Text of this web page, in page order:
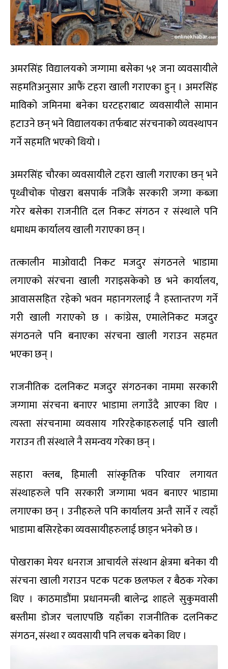
अमरसिंह विद्यालयको जग्गामा बसेका ५१ जना व्यवसायीले
सहमतिअनुसार आफैं टहरा खाली गराएका हुन् । अमरसिंह
माविको जमिनमा बनेका घरटहराबाट व्यवसायीले सामान
हटाउने छन् भने विद्यालयका तर्फबाट संरचनाको व्यवस्थापन
गर्ने सहमति भएको थियो ।
अमरसिंह चौरका व्यवसायीले टहरा खाली गराएका छन् भने
पृथ्वीचोक पोखरा बसपार्क नजिकै सरकारी जग्गा कब्जा
गरेर बसेका राजनीति दल निकट संगठन र संस्थाले पनि
धमाधम कार्यालय खाली गराएका छन् ।
तत्कालीन माओवादी निकट मजदुर संगठनले भाडामा
लगाएको संरचना खाली गराइसकेको छ भने कार्यालय,
आवाससहित रहेको भवन महानगरलाई नै हस्तान्तरण गर्ने
गरी खाली गराएको छ । कांग्रेस, एमालेनिकट मजदुर
संगठनले पनि बनाएका संरचना खाली गराउन सहमत
भएका छन् ।
राजनीतिक दलनिकट मजदुर संगठनका नाममा सरकारी
जग्गामा संरचना बनाएर भाडामा लगाउँदै आएका थिए ।
त्यस्ता संरचनामा व्यवसाय गरिरहेकाहरुलाई पनि खाली
गराउन ती संस्थाले नै समन्वय गरेका छन् ।
सहारा क्लब, हिमाली सांस्कृतिक परिवार लगायत
संस्थाहरुले पनि सरकारी जग्गामा भवन बनाएर भाडामा
लगाएका छन् । उनीहरुले पनि कार्यालय अन्तै सार्ने र त्यहाँ
भाडामा बसिरहेका व्यवसायीहरुलाई छाड्न भनेको छ ।
पोखराका मेयर धनराज आचार्यले संस्थान क्षेत्रमा बनेका यी
संरचना खाली गराउन पटक पटक छलफल र बैठक गरेका
थिए । काठमाडौंमा प्रधानमन्त्री बालेन्द्र शाहले सुकुमवासी
बस्तीमा डोजर चलाएपछि यहाँका राजनीतिक दलनिकट
संगठन, संस्था र व्यवसायी पनि लचक बनेका थिए ।